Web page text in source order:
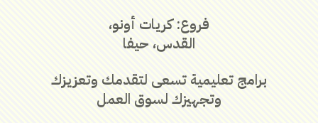
فروع: كريات أونو،
القدس، حيفا
‬وتجهيزك‭ ‬لسوق‭ ‬العمل